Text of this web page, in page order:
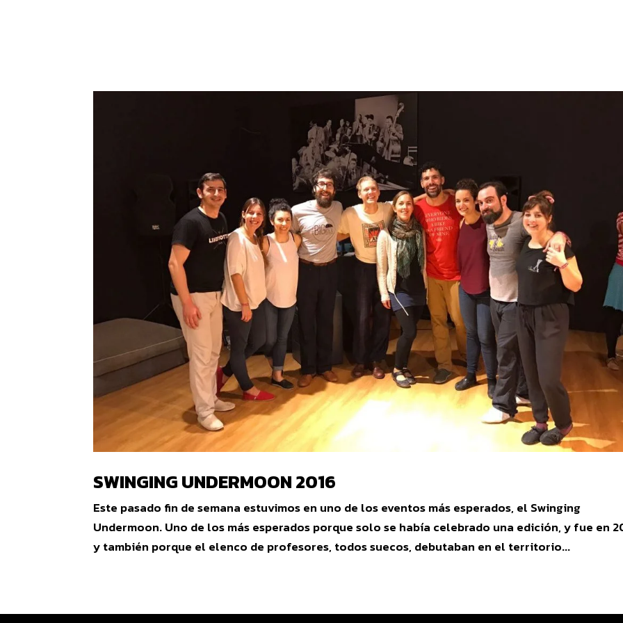
SWINGING UNDERMOON 2016
Este pasado fin de semana estuvimos en uno de los eventos más esperados, el Swinging
Undermoon. Uno de los más esperados porque solo se había celebrado una edición, y fue en
y también porque el elenco de profesores, todos suecos, debutaban en el territorio...